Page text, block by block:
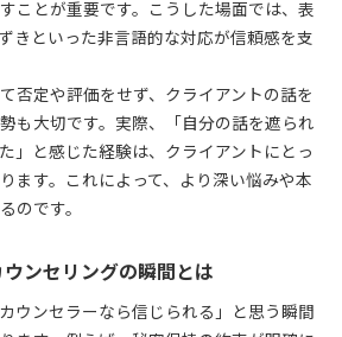
ことが重要です。こうした場面では、表
きといった非言語的な対応が信頼感を支
否定や評価をせず、クライアントの話を
も大切です。実際、「自分の話を遮られ
」と感じた経験は、クライアントにとっ
ます。これによって、より深い悩みや本
のです。
ンセリングの瞬間とは
ウンセラーなら信じられる」と思う瞬間